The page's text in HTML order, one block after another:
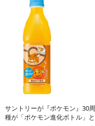
サントリーが『ポケモン』30
種が「ポケモン進化ボトル」